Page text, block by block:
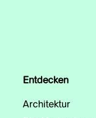
Entdecken
Architektur